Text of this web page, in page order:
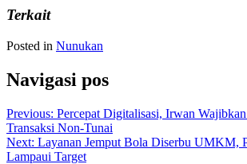
Terkait
Posted in Nunukan
Navigasi pos
Previous: Percepat Digitalisasi, Irwan
Transaksi Non-Tunai
Next: Layanan Jemput Bola Diserbu UMKM,
Lampaui Target